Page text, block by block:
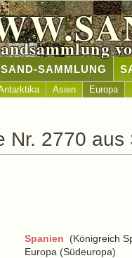
SAND-SAMMLUNG
Asien Europa
Nr. 2770 aus
Spanien (Königreich
Europa (Südeuropa)